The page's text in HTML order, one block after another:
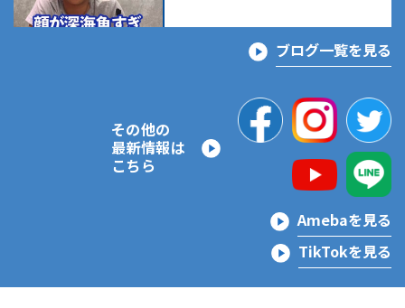
ブログ一覧を見る
その他の
最新情報は
こちら
Amebaを見る
TikTokを見る